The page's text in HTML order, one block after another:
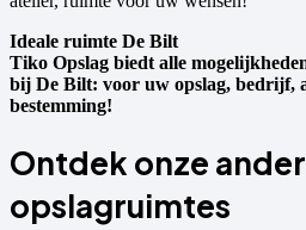
Ideale ruimte De Bilt
Tiko Opslag biedt alle
bij De Bilt: voor uw opslag, bedrijf,
bestemming!
Ontdek onze
opslagruimtes